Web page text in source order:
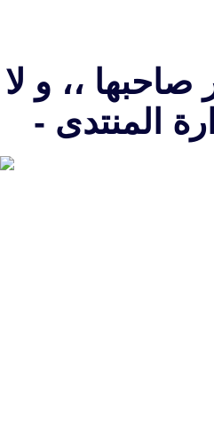
،، و لا
المنتدى -